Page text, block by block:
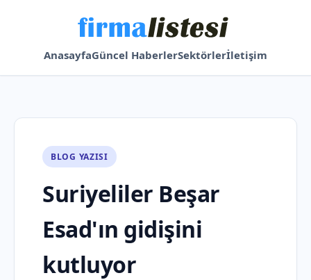
AnasayfaGüncel HaberlerSektörlerİletişim
BLOG YAZISI
Suriyeliler Beşar
Esad'ın gidişini
kutluyor